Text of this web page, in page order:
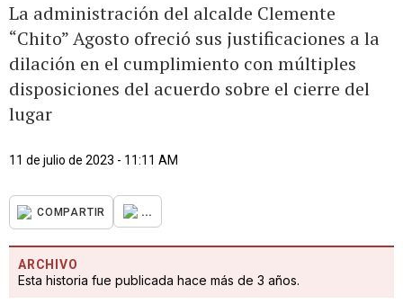
La administración del alcalde Clemente
“Chito” Agosto ofreció sus justificaciones a la
dilación en el cumplimiento con múltiples
disposiciones del acuerdo sobre el cierre del
lugar
11 de julio de 2023 - 11:11 AM
COMPARTIR ...
ARCHIVO
Esta historia fue publicada hace más de 3 años.